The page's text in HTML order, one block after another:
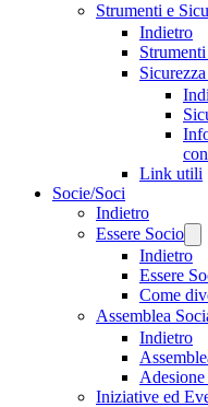
Strumenti e
Indietro
Link utili
Socie/Soci
Indietro
Essere Socio
Indietro
Essere
Come
Assemblea
Indietro
Iniziative ed